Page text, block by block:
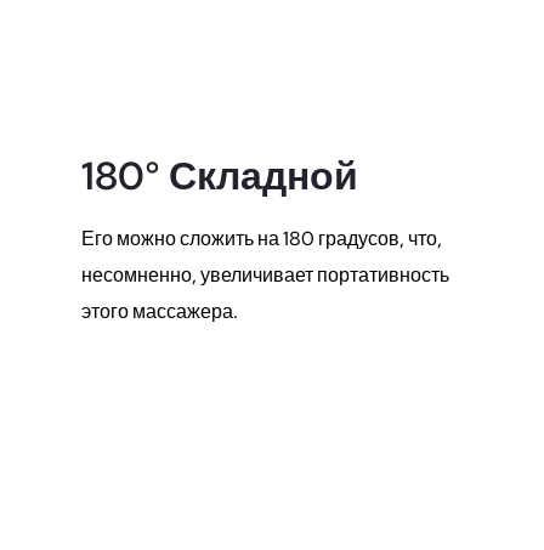
180° Складной
Его можно сложить на 180 градусов, что,
несомненно, увеличивает портативность
этого массажера.